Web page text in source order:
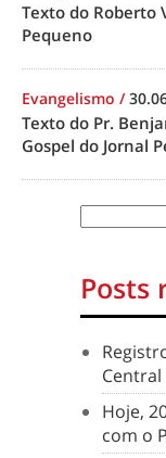
Texto do Roberto
Pequeno
Evangelismo /
Texto do Pr.
Gospel do Jornal
Posts
Central
Hoje,
com o